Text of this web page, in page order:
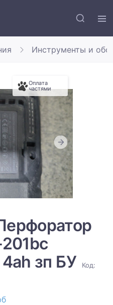
Инструменты и
Оплата
частями
зп БУ
Код: